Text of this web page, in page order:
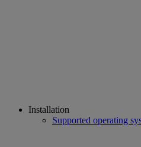
Installation
Supported operating